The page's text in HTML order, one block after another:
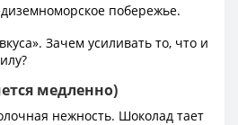
побережье.
Зачем усиливать то, что и
медленно)
нежность. Шоколад тает